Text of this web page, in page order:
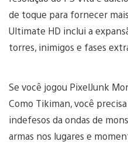
de toque para fornecer
Ultimate HD inclui a
torres, inimigos e fases
Se você jogou PixelJunk
Como Tikiman, você
indefesos da ondas de
armas nos lugares e